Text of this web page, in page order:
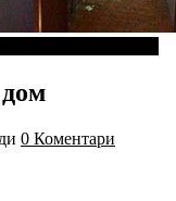
0 Коментари